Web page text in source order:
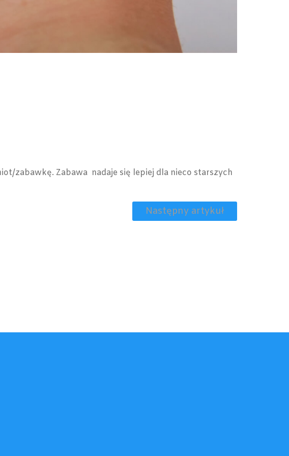
zabawkę. Zabawa nadaje się lepiej dla nieco starszych
Następny artykuł